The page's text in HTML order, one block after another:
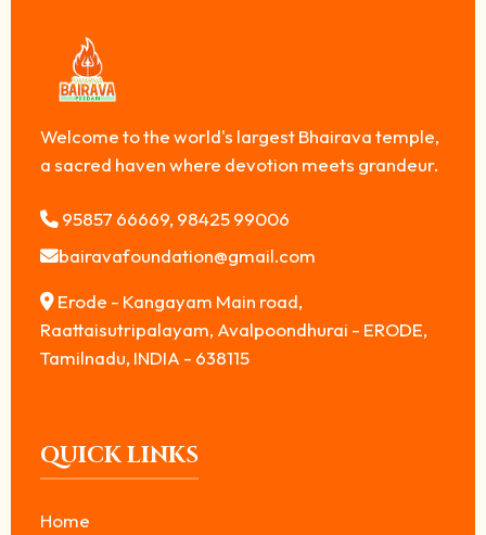
Welcome to the world's largest Bhairava temple,
a sacred haven where devotion meets grandeur.
95857 66669, 98425 99006
bairavafoundation@gmail.com
Erode - Kangayam Main road,
Raattaisutripalayam, Avalpoondhurai - ERODE,
Tamilnadu, INDIA - 638115
QUICK LINKS
Home